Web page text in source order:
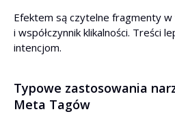
Efektem są czytelne fragmenty w
i współczynnik klikalności. Treści
intencjom.
Typowe zastosowania
Meta Tagów